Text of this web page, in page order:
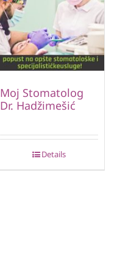
Moj Stomatolog
Dr. Hadžimešić
Details